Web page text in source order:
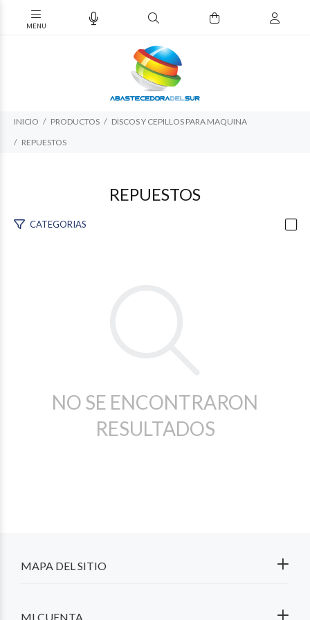
INICIO PRODUCTOS
DISCOS Y CEPILLOS PARA MAQUINA
REPUESTOS
REPUESTOS
CATEGORIAS
NO SE ENCONTRARON
RESULTADOS
MAPA DEL SITIO
MI CUENTA